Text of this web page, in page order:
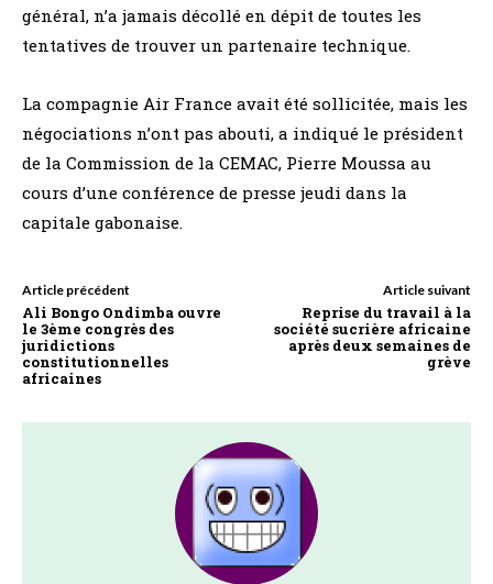
général, n’a jamais décollé en dépit de toutes les
tentatives de trouver un partenaire technique.
La compagnie Air France avait été sollicitée, mais les
négociations n’ont pas abouti, a indiqué le président
de la Commission de la CEMAC, Pierre Moussa au
cours d’une conférence de presse jeudi dans la
capitale gabonaise.
Article précédent
Ali Bongo Ondimba ouvre
le 3ème congrès des
juridictions
constitutionnelles
africaines
Article suivant
Reprise du travail à la
société sucrière africaine
après deux semaines de
grève